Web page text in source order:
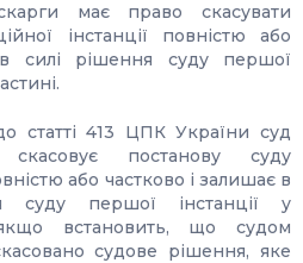
має право скасувати
інстанції повністю або
силі рішення суду першої
статті 413 ЦПК України суд
скасовує постанову суду
або частково і залишає в
суду першої інстанції у
якщо встановить, що судом
судове рішення, яке